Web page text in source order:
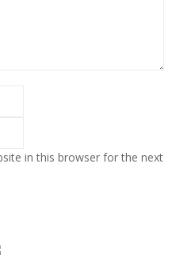
in this browser for the next